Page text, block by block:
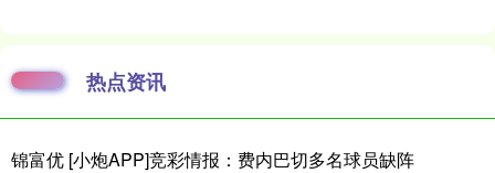
热点资讯
锦富优 [小炮APP]竞彩情报：费内巴切多名球员缺阵